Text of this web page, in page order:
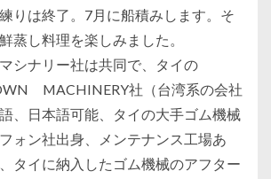
りは終了。7月に船積みします。そ
蒸し料理を楽しみました。
シナリー社は共同で、タイの
MACHINERY社（台湾系の会社
、日本語可能、タイの大手ゴム機械
ォン社出身、メンテナンス工場あ
タイに納入したゴム機械のアフター